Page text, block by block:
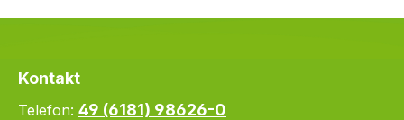
Kontakt
Telefon: 49 (6181) 98626-0